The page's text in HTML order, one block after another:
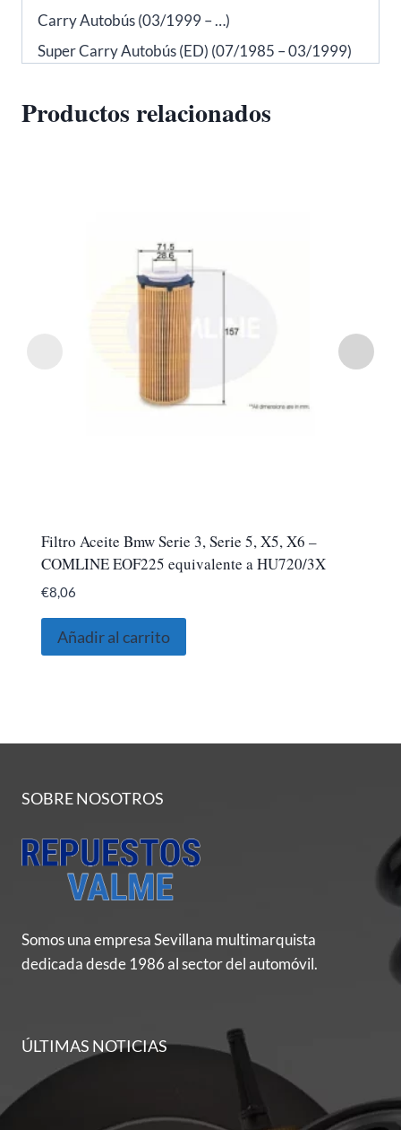
Carry Autobús (03/1999 – …)
Super Carry Autobús (ED) (07/1985 – 03/1999)
Productos relacionados
Filtro Aceite Bmw Serie 3, Serie 5, X5, X6 –
COMLINE EOF225 equivalente a HU720/3X
€8,06
Añadir al carrito
SOBRE NOSOTROS
Somos una empresa Sevillana multimarquista
dedicada desde 1986 al sector del automóvil.
ÚLTIMAS NOTICIAS